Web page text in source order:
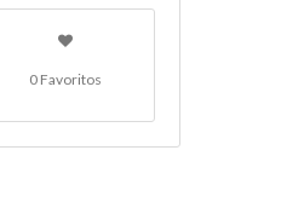
0 Favoritos